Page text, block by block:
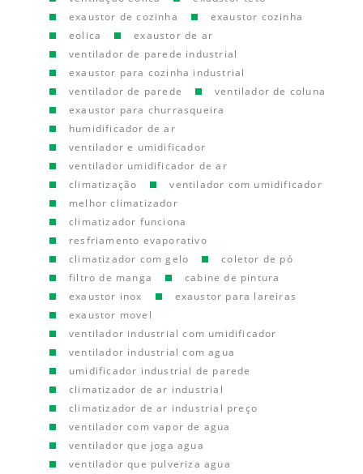
exaustor de cozinha
exaustor cozinha
eolica
exaustor de ar
ventilador de parede industrial
exaustor para cozinha industrial
ventilador de parede
ventilador de coluna
exaustor para churrasqueira
humidificador de ar
ventilador e umidificador
ventilador umidificador de ar
climatização
ventilador com umidificador
melhor climatizador
climatizador funciona
resfriamento evaporativo
climatizador com gelo
coletor de pó
filtro de manga
cabine de pintura
exaustor inox
exaustor para lareiras
exaustor movel
ventilador industrial com umidificador
ventilador industrial com agua
umidificador industrial de parede
climatizador de ar industrial
climatizador de ar industrial preço
ventilador com vapor de agua
ventilador que joga agua
ventilador que pulveriza agua